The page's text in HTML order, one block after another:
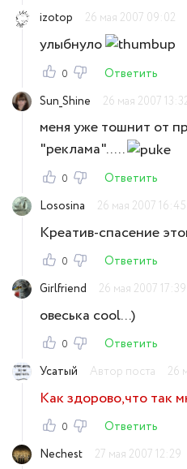
izotop
26 мая 2007 09:02
улыбнуло
0
Ответить
Sun_Shine
26 мая 2007
меня уже тошнит от
"реклама".....
0
Ответить
Lososina
26 мая 2007 16:45
Креатив-спасение
0
Ответить
Girlfriend
26 мая 2007 17:39
овеська cool...)
0
Ответить
Усатый
Автор поста 26
Как здорово,что так
0
Ответить
Nechest
27 мая 2007 12:29